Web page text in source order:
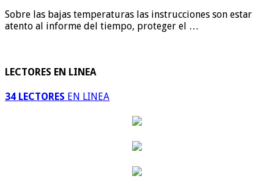
Sobre las bajas temperaturas las instrucciones son estar
atento al informe del tiempo, proteger el …
LECTORES EN LINEA
34 LECTORES EN LINEA